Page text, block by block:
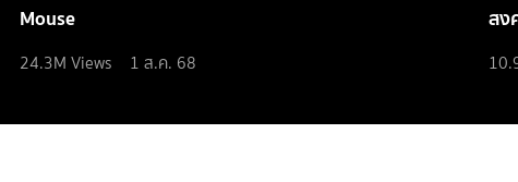
Mouse
24.3M Views 1 ส.ค. 68
สง